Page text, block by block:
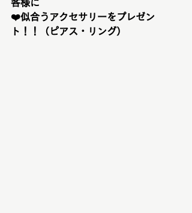
客様に
❤️似合うアクセサリーをプレゼン
ト！！（ピアス・リング）